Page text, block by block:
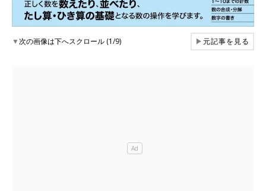
▼次の画像は下へスクロール (1/9) ▶元記事を見る